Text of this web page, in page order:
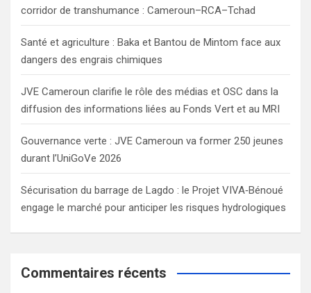
corridor de transhumance : Cameroun–RCA–Tchad
Santé et agriculture : Baka et Bantou de Mintom face aux
dangers des engrais chimiques
JVE Cameroun clarifie le rôle des médias et OSC dans la
diffusion des informations liées au Fonds Vert et au MRI
Gouvernance verte : JVE Cameroun va former 250 jeunes
durant l’UniGoVe 2026
Sécurisation du barrage de Lagdo : le Projet VIVA‑Bénoué
engage le marché pour anticiper les risques hydrologiques
Commentaires récents